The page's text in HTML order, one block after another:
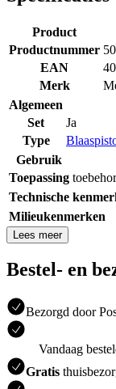
Product
Productnummer
EAN
Merk
Algemeen
Set
Ja
Type
Gebruik
Toepassing
Technische
Milieukenmerken
Lees meer
Bestel- en
Bezorgd door
Vandaag
Gratis